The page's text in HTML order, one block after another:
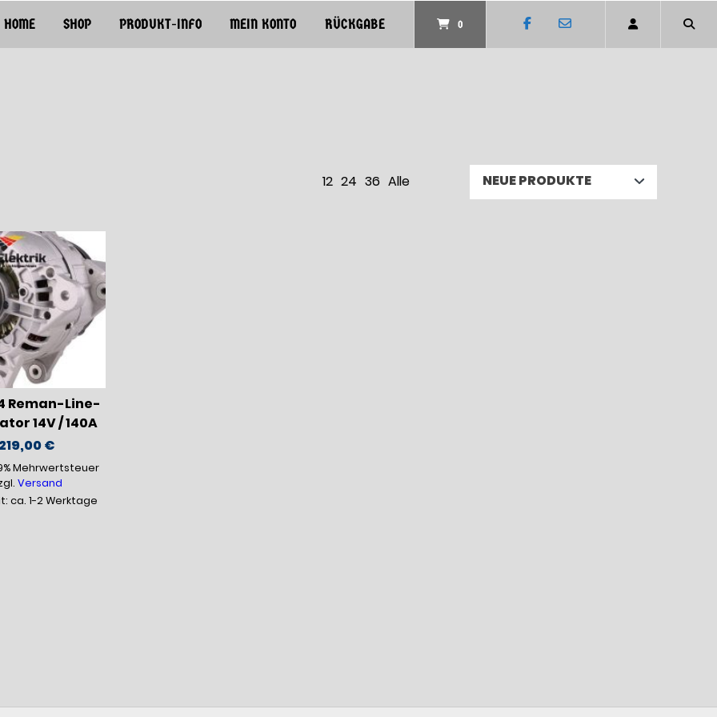
HOME SHOP PRODUKT-INFO MEIN KONTO RÜCKGABE 0
12 24 36 Alle
Reman-Line-
14V / 140A
219,00€
Mehrwertsteuer
Versand
ca. 1-2 Werktage